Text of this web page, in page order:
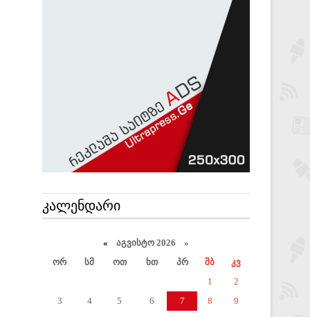
ᲙᲐᲚᲔᲜᲓᲐᲠᲘ
« აგვისტო 2026 »
ორ
სმ ოთ ხთ პრ შბ
კვ
1
2
3
4 5 6 7 8
9